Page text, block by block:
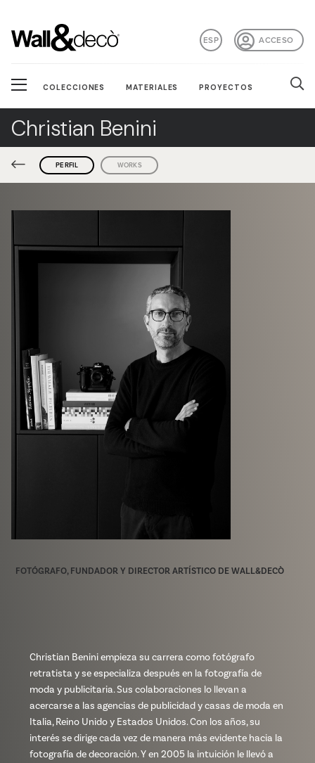
ACCESO
ESP
COLECCIONES MATERIALES PROYECTOS
Christian Benini
PERFIL WORKS
FOTÓGRAFO, FUNDADOR Y DIRECTOR ARTÍSTICO DE WALL&DECÒ
Christian Benini empieza su carrera como fotógrafo
retratista y se especializa después en la fotografía de
moda y publicitaria. Sus colaboraciones lo llevan a
acercarse a las agencias de publicidad y casas de moda en
Italia, Reino Unido y Estados Unidos. Con los años, su
interés se dirige cada vez de manera más evidente hacia la
fotografía de decoración. Y en 2005 la intuición le llevó a